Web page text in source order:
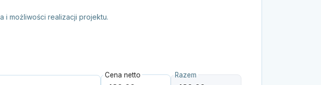
i możliwości realizacji projektu.
Cena netto Razem